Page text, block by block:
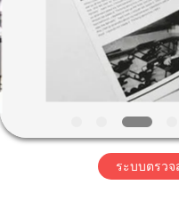
สินค้า
เกี่ยว
กับ
ระบบตรว